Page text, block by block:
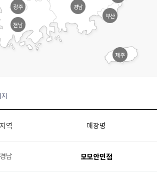
광주
전남
부산
경남
제주
지역 매장명
경남 모모안민점